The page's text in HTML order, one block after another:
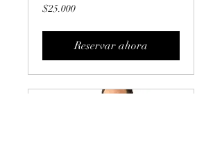
25.000
pesos
$25.000
Reservar ahora